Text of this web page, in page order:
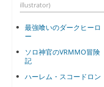
illustrator)
最強喰いのダークヒーロ
ー
ソロ神官のVRMMO冒険
記
ハーレム・スコードロン